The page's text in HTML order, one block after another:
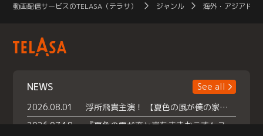
動画配信サービスのTELASA（テラサ） ジャンル 海外・アジアドラ
NEWS
See all
2026.08.01
浮所飛貴主演！ 【夏色の風が僕の家にやってきた】 本日よりテラサで独占配信スタート！
2026.07.18
『夏色の雲が恋と嵐をまきおこす』スペシャルメイキング 【Part1】2026年７月18日（土）23時30分～配信スタート！話題のシーンの裏側を大公開！豪華キャスト大集合！ 『武宮家 真夏の家族会議』開催！